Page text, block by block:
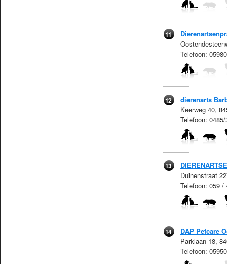
11
Telefoon:
12
dierenarts
Keerweg 40,
Telefoon:
13
Duinenstraat
Telefoon: 059
14
DAP Petcare
Parklaan 18,
Telefoon: